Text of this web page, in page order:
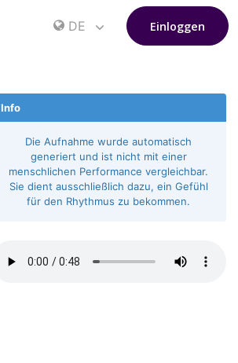
DE Einloggen
Info
Die Aufnahme wurde automatisch
generiert und ist nicht mit einer
menschlichen Performance vergleichbar.
Sie dient ausschließlich dazu, ein Gefühl
für den Rhythmus zu bekommen.